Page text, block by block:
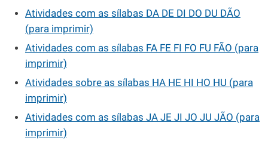
Atividades com as sílabas DA DE DI DO DU DÃO
(para imprimir)
Atividades com as sílabas FA FE FI FO FU FÃO (para
imprimir)
Atividades sobre as sílabas HA HE HI HO HU (para
imprimir)
Atividades com as sílabas JA JE JI JO JU JÃO (para
imprimir)